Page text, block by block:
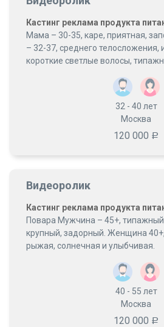
Кастинг реклама продукта
Мама – 30-35, каре, приятная,
– 32-37, среднего телосложения,
короткие светлые волосы,
32 - 40 лет
Москва
120 000 Р
Видеоролик
Кастинг реклама продукта
Повара Мужчина – 45+,
крупный, задорный. Женщина
рыжая, солнечная и улыбчивая.
40 - 55 лет
Москва
120 000 Р